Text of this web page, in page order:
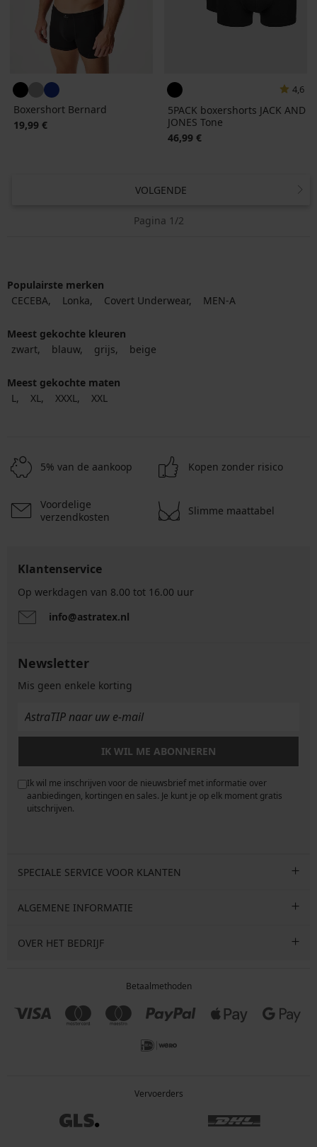
Boxershort Bernard
19,99 €
4,6
5PACK boxershorts JACK AND
JONES Tone
46,99 €
VOLGENDE
Pagina 1/2
Populairste merken
CECEBA
Lonka Covert Underwear MEN-A
Meest gekochte kleuren
zwart
blauw grijs beige
Meest gekochte maten
L
XL XXXL XXL
5% van de aankoop Kopen zonder risico
Voordelige
verzendkosten
Slimme maattabel
Klantenservice
Op werkdagen van 8.00 tot 16.00 uur
info@astratex.nl
Newsletter
Mis geen enkele korting
IK WIL ME ABONNEREN
Ik wil me inschrijven voor de nieuwsbrief met informatie over
aanbiedingen, kortingen en sales. Je kunt je op elk moment gratis
uitschrijven.
SPECIALE SERVICE VOOR KLANTEN
ALGEMENE INFORMATIE
OVER HET BEDRIJF
Betaalmethoden
Vervoerders